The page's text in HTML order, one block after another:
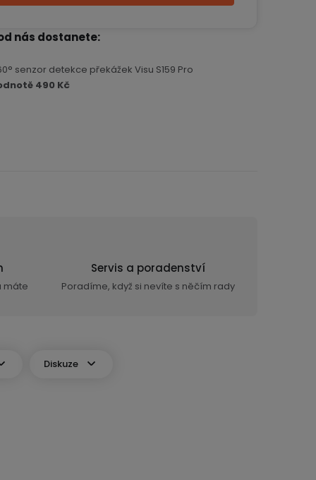
nás dostanete
senzor detekce překážek Visu S159 Pro
490 Kč
máte
Servis a poradenství
Poradíme, když si nevíte s něčím rady
Diskuze